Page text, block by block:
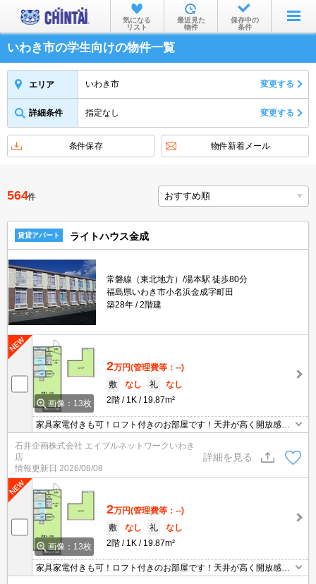
お部屋を探す
沿線・駅から
住所から
家賃相場から
物件特集から
TOP
気になる
リスト
最近見た
物件
保存中の
条件
いわき市の学生向けの物件一覧
エリア いわき市 変更する
詳細条件 指定なし 変更する
条件保存 物件新着メール
564件
賃貸アパート ライトハウス金成
常磐線（東北地方）/湯本駅 徒歩80分
福島県いわき市小名浜金成字町田
築28年
2階建
画像：13枚
2万円(管理費等：--)
敷
なし 礼
なし
2階
1K 19.87m²
家具家電付きも可！ロフト付きのお部屋です！天井が高く開放感が
あります。ローソンいわき小名浜林城店まで徒歩7分！
石井企画株式会社 エイブルネットワークいわき
店
情報更新日 2026/08/08
詳細を見る
画像：13枚
2万円(管理費等：--)
敷
なし 礼
なし
2階
1K 19.87m²
家具家電付きも可！ロフト付きのお部屋です！天井が高く開放感が
あります。ローソンいわき小名浜林城店まで徒歩7分！